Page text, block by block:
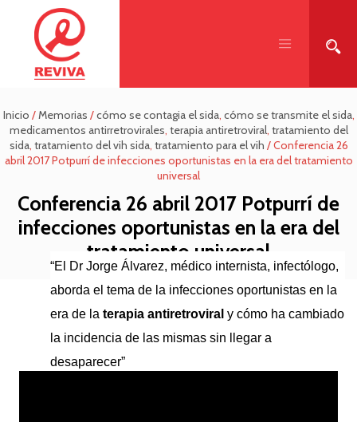
Inicio /Memorias /cómo se contagia el sida, cómo se transmite el sida,
medicamentos antirretrovirales, terapia antiretroviral, tratamiento del
sida, tratamiento del vih sida, tratamiento para el vih /Conferencia 26
abril 2017 Potpurrí de infecciones oportunistas en la era del tratamiento
universal
Conferencia 26 abril 2017 Potpurrí de
infecciones oportunistas en la era del
tratamiento universal
“El Dr Jorge Álvarez, médico internista, infectólogo,
aborda el tema de la infecciones oportunistas en la
era de la terapia antiretroviral y cómo ha cambiado
la incidencia de las mismas sin llegar a
desaparecer”